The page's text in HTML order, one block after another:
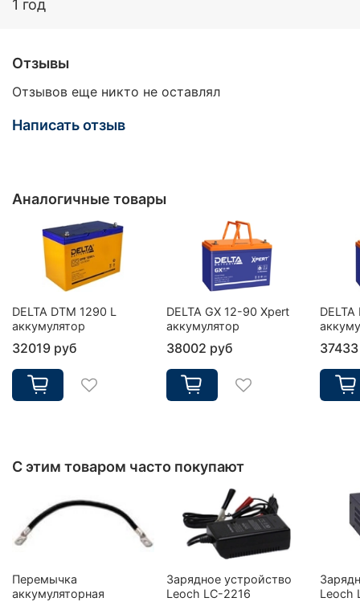
1 год
Отзывы
Отзывов еще никто не оставлял
Написать отзыв
Аналогичные товары
DELTA DTM 1290 L
аккумулятор
32019 руб
DELTA GX 12-90 Xpert
аккумулятор
38002 руб
С этим товаром часто покупают
Перемычка
аккумуляторная
Зарядное устройство
Leoch LC-2216
Leoch